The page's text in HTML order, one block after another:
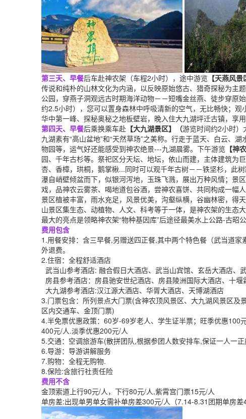
第三天、早餐后车赴神农架（车程2小时），途中游览 【天燕风
传说和纯朴的山林文化为内涵，以反映原始悠古、猎奇探秘为主
公园，穿燕子洞观远古时期海洋动物－－短嘴金丝燕、徒步穿原
约2.5小时），您可以置身森林中呼吸清新的空气，无比畅快；
华中第一峰、探秘奥秘之地板壁岩，晚入住大九湖坪迁古镇，享
第四天、早餐后乘换乘车赴 【大九湖景区】（游览时间约2小时）
九湖素有“高山盆地”和“天然草场”之美称。行走于蓝天、白云、
物园等，运气好还能感受到神农绝景---九湖晨雾。下午游览 【神
园、千年古杉等。祭祀区分天坛、地坛，依山而建，主体建筑为
杏、香樟，珙桐，鹅掌楸...同时可以观千年古树－－铁坚杉，此
瀑自峭壁倾盆而下，似银河泻地，玉珠飞溅，展出万种风情；景
戏，品神农云雾茶、喝地道包谷酒，尝神农喜饼、共同构成一幅
景区植被丰富，雨水充足，风景优美，沟壑纵横，谷幽林密，得
山景区集生态、动植物、人文、科考等于一体，是神农架的生态
最大的亮点是领略神农架“物种基因库”后途径最美水上公路-古昭
费用包含
1.用餐安排：含三早餐,另赠送四正餐,其中两个特色餐（武当道
外退费。
2.住宿：全程舒适酒店
武当山参考酒店: 融合假日大酒店、武当山宾馆、玄岳大酒店、
房县参考酒店：房县驰安世纪酒店、房县陵洲国际大酒店、十堰
大九湖参考酒店:汉江源大酒店、华胥大酒店、天博湖酒店
3.门票包含：所列景点大门票(含神农顶风景区、大九湖风景区
区内交通车、金顶门票)
4.半免票优惠政策：60岁-69岁老人、学生证半票；旺季优惠
400元/人.淡季优惠200元/人
5.交通：空调旅游车(散拼团队,根据参团人数安排车,保证一人一
6.导游：导游讲解服务
7.购物：全程无购物.
8.保险:含旅行社责任险
费用不含
金顶索道上行90元/人，下行80元/人,紫霄宫门票15元/人
单房差:出现单男单女需补单房差300元/人（7.14-8.31团期单房差